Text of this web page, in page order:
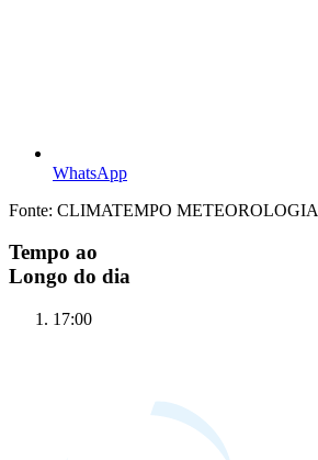
WhatsApp
Fonte: CLIMATEMPO METEOROLOGIA
Tempo ao
Longo do dia
17:00